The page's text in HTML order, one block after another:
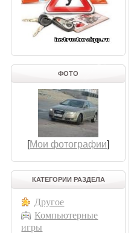
ФОТО
[Мои фотографии]
КАТЕГОРИИ РАЗДЕЛА
Другое
Компьютерные
игры